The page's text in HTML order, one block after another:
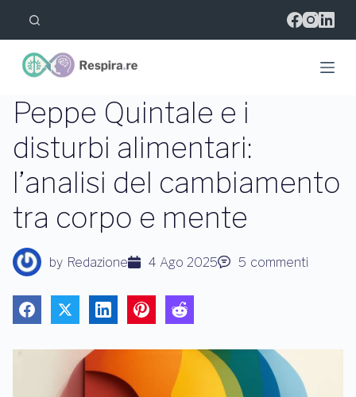
l
l
c
n
t
e
t
o
Peppe Quintale e i
disturbi alimentari:
l’analisi del cambiamento
tra corpo e mente
by Redazione 4 Ago 2025 5 commenti